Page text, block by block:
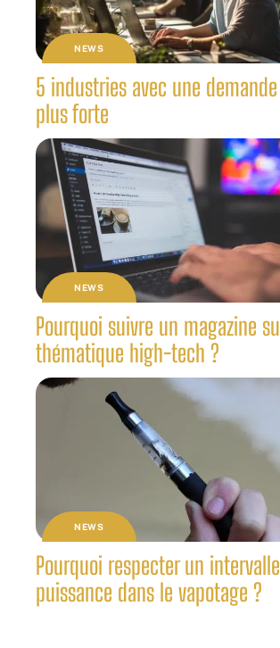
NEWS
5 industries avec une
plus forte
NEWS
Pourquoi suivre un magazine
thématique high-tech ?
NEWS
Pourquoi respecter un
puissance dans le vapotage ?